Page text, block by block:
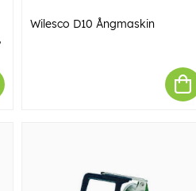
Wilesco D10 Ångmaskin